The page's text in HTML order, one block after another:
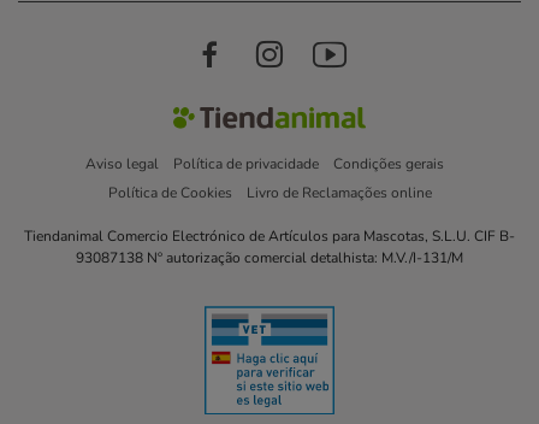
Aviso legal Política de privacidade
Condições gerais
Política de Cookies
Livro de Reclamações online
Tiendanimal Comercio Electrónico de Artículos para Mascotas, S.L.U. CIF B-
93087138 Nº autorização comercial detalhista: M.V./I-131/M